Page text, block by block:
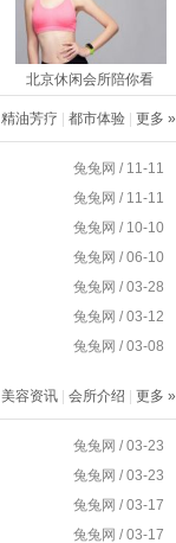
北京休闲会所陪你看
精油芳疗 都市体验 更多 »
兔兔网 / 11-11
兔兔网 / 11-11
兔兔网 / 10-10
兔兔网 / 06-10
兔兔网 / 03-28
兔兔网 / 03-12
兔兔网 / 03-08
美容资讯 会所介绍 更多 »
兔兔网 / 03-23
兔兔网 / 03-23
兔兔网 / 03-17
兔兔网 / 03-17